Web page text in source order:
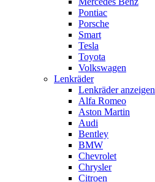
Pontiac
Porsche
Smart
Tesla
Toyota
Volkswagen
Lenkräder
Lenkräder anzeigen
Alfa Romeo
Aston Martin
Audi
Bentley
BMW
Chevrolet
Chrysler
Citroen